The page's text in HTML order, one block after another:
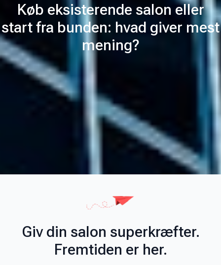
Køb eksisterende salon eller
start fra bunden: hvad giver mest
mening?
Giv din salon superkræfter.
Fremtiden er her.